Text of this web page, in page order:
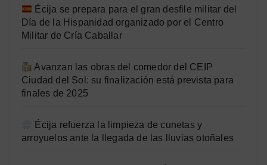
Écija se prepara para el gran desfile militar del
Día de la Hispanidad organizado por el Centro
Militar de Cría Caballar
Avanzan las obras del comedor del CEIP
Ciudad del Sol: su finalización está prevista para
finales de 2025
Écija refuerza la limpieza de cunetas y
arroyuelos ante la llegada de las lluvias otoñales